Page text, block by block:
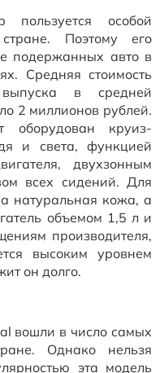
пользуется особой
Поэтому его
подержанных авто в
Средняя стоимость
в средней
2 миллионов рублей.
оборудован круиз-
и света, функцией
двухзонным
всех сидений. Для
натуральная кожа, а
объемом 1,5 л и
производителя,
высоким уровнем
он долго.
вошли в число самых
Однако нельзя
эта модель